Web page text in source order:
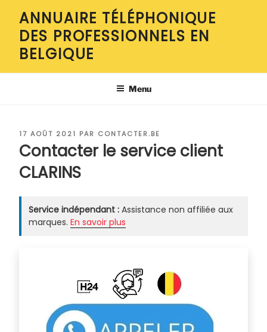
contenu
principal
ANNUAIRE TÉLÉPHONIQUE
DES PROFESSIONNELS EN
BELGIQUE
Menu
PUBLIÉ
LE
17 AOÛT 2021 PAR CONTACTER.BE
Contacter le service client
CLARINS
Service indépendant : Assistance non affiliée aux
marques. En savoir plus